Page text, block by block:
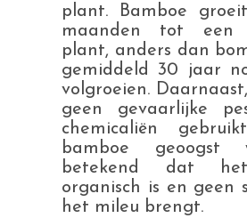
plant. Bamboe
maanden tot een
plant, anders dan
gemiddeld 30 jaar
volgroeien.
geen gevaarlijke
chemicaliën
bamboe geoogst
betekend dat
organisch is en geen
het mileu brengt.